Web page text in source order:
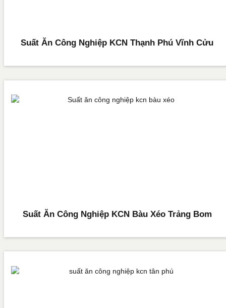
Suất Ăn Công Nghiệp KCN Thạnh Phú Vĩnh Cửu
Suất Ăn Công Nghiệp KCN Bàu Xéo Trảng Bom